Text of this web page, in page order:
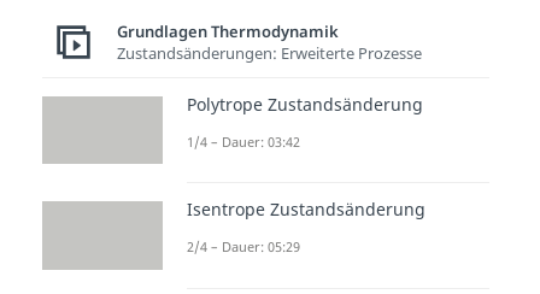
Der letzte Schritt wird auch als
isochorer Ladungswechsel
bezeichnet. Hier werden die
und frische Luft angesaugt. Dabei
fällt der Druck
Grundlagen Thermodynamik
Zustandsänderungen: Erweiterte Prozesse
Polytrope Zustandsänderung
1/4 – Dauer: 03:42
Isentrope Zustandsänderung
2/4 – Dauer: 05:29